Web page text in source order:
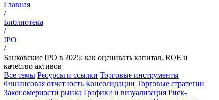
Главная
/
Библиотека
/
IPO
/
Банковские IPO в 2025: как оценивать капитал, ROE и
качество активов
Все темы Ресурсы и ссылки Торговые инструменты
Финансовая отчетность Консолидации Торговые стратегии
Закономерности рынка Графики и визуализация Риск-